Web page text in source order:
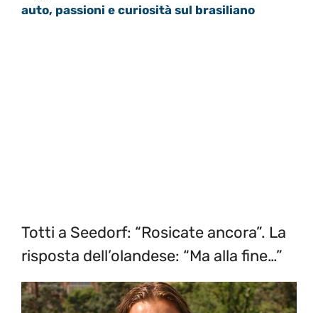
auto, passioni e curiosità sul brasiliano
Totti a Seedorf: “Rosicate ancora”. La
risposta dell’olandese: “Ma alla fine…”